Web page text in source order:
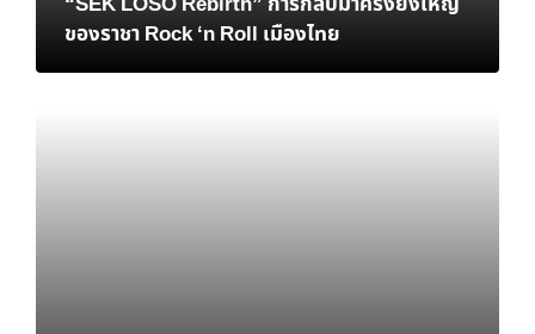
ของราชา Rock ‘n Roll เมืองไทย